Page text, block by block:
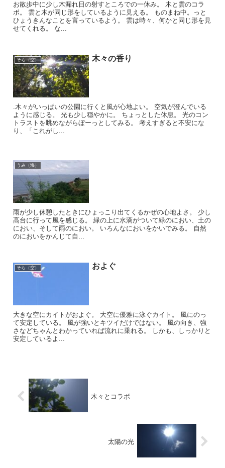
お散歩中に少し木漏れ日の射すところでの一休み。 木と雲のコラ
ボ。 雲と木が同じ形をしているように見える。 ものまね中。っと
ひょうきんなことを言っているよう。 雲は時々、何かと同じ形を見
せてくれる。 な...
そら（空） 木々の香り
.木々がいっぱいの公園に行くと風が心地よい。 空気が澄んでいる
ように感じる。 光も少し穏やかに。 ちょっとした休息。 光のコン
トラストを眺めながらぼーっとしてみる。 考えすぎると不安にな
り、「これがし...
うみ（海）
雨が少し休憩したときにひょっこり出てくるかぜの心地よさ。 少し
高台に行って風を感じる。 緑の上に水滴がついて緑のにおい、土の
におい、そして雨のにおい。 いろんなにおいをかいでみる。 自然
のにおいをかんじて自...
そら（空） およぐ
大きな空にカイトがおよぐ。 大空に優雅に泳ぐカイト。 風にのっ
て安定している。 風が強いとキツイだけではない。 風の向き、強
さなどちゃんとわかっていれば流れに乗れる。 しかも、しっかりと
安定しているよ...
木々とコラボ
太陽の光